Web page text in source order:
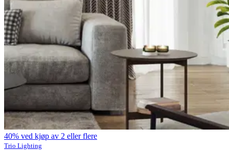
40% ved kjøp av 2 eller flere
Trio Lighting